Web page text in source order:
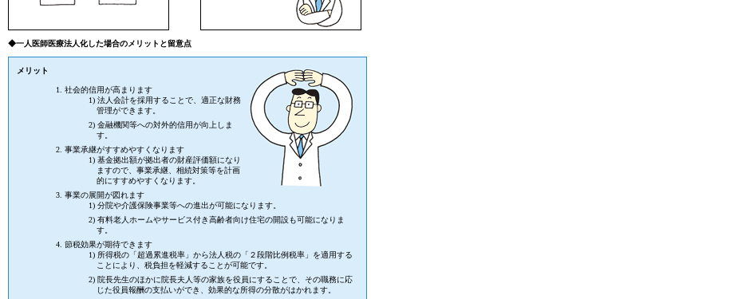
◆一人医師医療法人化した場合のメリットと留意点
メリット
社会的信用が高まります
1) 法人会計を採用することで、適正な財務
管理ができます。
2) 金融機関等への対外的信用が向上しま
す。
事業承継がすすめやすくなります
1) 基金拠出額が拠出者の財産評価額になり
ますので、事業承継、相続対策等を計画
的にすすめやすくなります。
事業の展開が図れます
1) 分院や介護保険事業等への進出が可能になります。
2) 有料老人ホームやサービス付き高齢者向け住宅の開設も可能になりま
す。
節税効果が期待できます
1) 所得税の「超過累進税率」から法人税の「２段階比例税率」を適用する
ことにより、税負担を軽減することが可能です。
2) 院長先生のほかに院長夫人等の家族を役員にすることで、その職務に応
じた役員報酬の支払いができ、効果的な所得の分散がはかれます。